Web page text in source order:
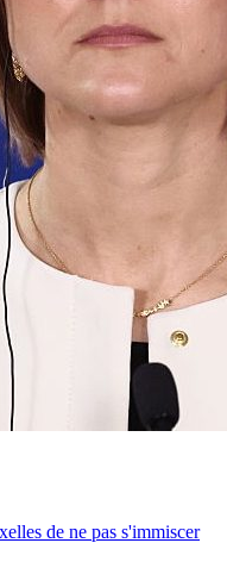
de ne pas s'immiscer